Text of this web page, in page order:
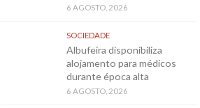
6 AGOSTO, 2026
SOCIEDADE
Albufeira disponibiliza
alojamento para médicos
durante época alta
6 AGOSTO, 2026